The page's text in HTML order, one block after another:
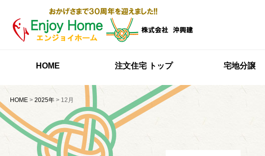
HOME 注文住宅 トップ 宅地分譲
HOME > 2025年 > 12月